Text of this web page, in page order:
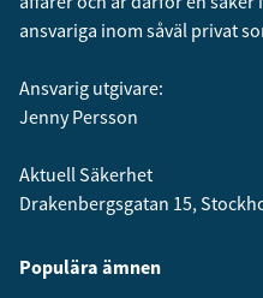
ansvariga inom såväl privat
Ansvarig utgivare:
Jenny Persson
Aktuell Säkerhet
Drakenbergsgatan 15,
Populära ämnen